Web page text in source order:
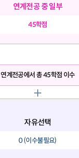
연계전공 중 일부
45학점
연계전공에서 총 45학점 이수
자유선택
0 (이수불필요)